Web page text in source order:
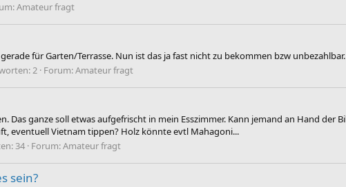
Amateur fragt
für Garten/Terrasse. Nun ist das ja fast nicht zu bekommen bzw
2 Forum:Amateur fragt
Das ganze soll etwas aufgefrischt in mein Esszimmer. Kann jemand an Hand der
eventuell Vietnam tippen? Holz könnte evtl Mahagoni...
34 Forum:Amateur fragt
sein?